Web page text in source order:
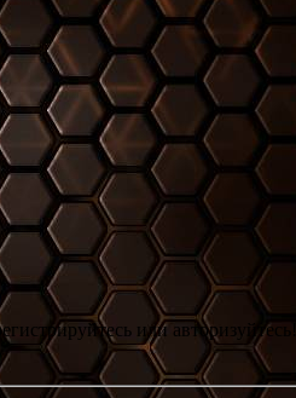
или авторизуйтесь!